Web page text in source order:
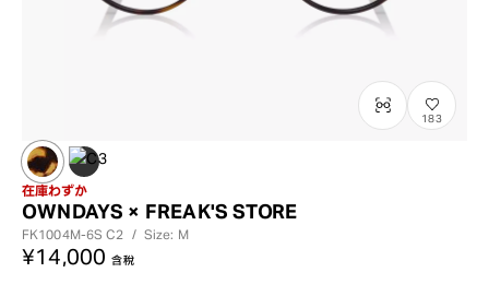
183
在庫わずか
OWNDAYS × FREAK'S STORE
FK1004M-6SC2 / Size: M
¥14,000 含稅